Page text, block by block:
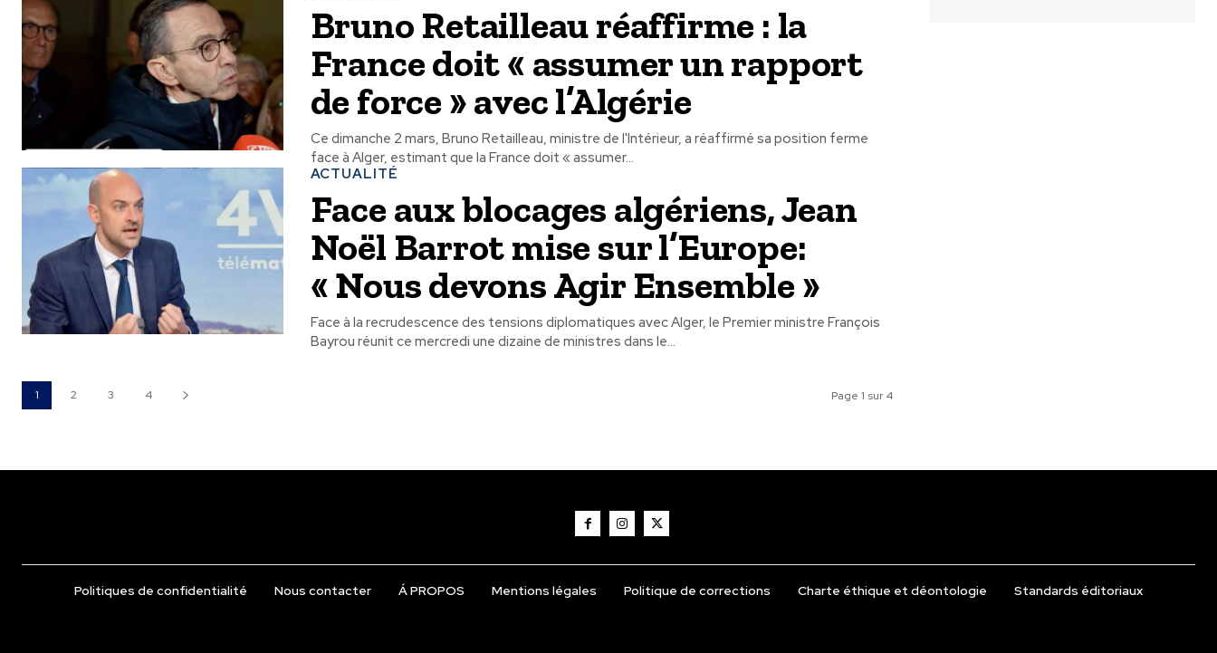
Bruno Retailleau réaffirme : la
France doit « assumer un rapport
de force » avec l’Algérie
Ce dimanche 2 mars, Bruno Retailleau, ministre de l'Intérieur, a réaffirmé sa position ferme
face à Alger, estimant que la France doit « assumer...
ACTUALITÉ
Face aux blocages algériens, Jean
Noël Barrot mise sur l’Europe:
« Nous devons Agir Ensemble »
Face à la recrudescence des tensions diplomatiques avec Alger, le Premier ministre François
Bayrou réunit ce mercredi une dizaine de ministres dans le...
1 2 3 4 Page 1 sur 4
Politiques de confidentialité Nous contacter Á PROPOS Mentions légales Politique de corrections Charte éthique et déontologie Standards éditoriaux